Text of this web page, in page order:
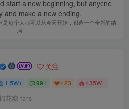
start a new beginning, but anyone
and make a new ending.
每个人都可以从今天开始，创造一个全新的结
局
关注
1.5W+ 991 423 435W+
花糖 fans